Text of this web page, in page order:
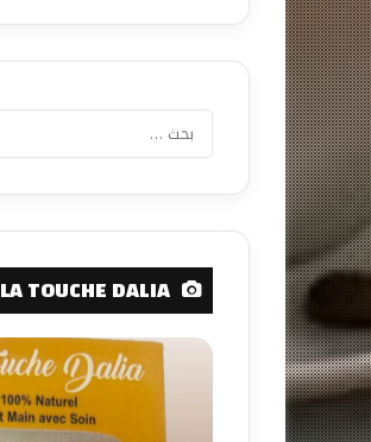
LA TOUCHE DALIA